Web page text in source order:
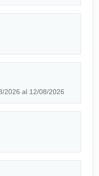
2026 al 12/08/2026